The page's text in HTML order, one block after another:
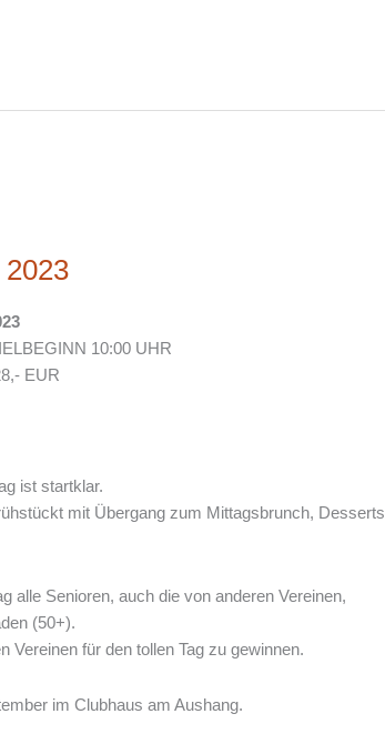
10:00 UHR
EUR
ist startklar.
mit Übergang zum Mittagsbrunch, Desserts
alle Senioren, auch die von anderen Vereinen,
(50+).
Vereinen für den tollen Tag zu gewinnen.
im Clubhaus am Aushang.